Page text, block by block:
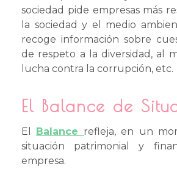
sociedad pide empresas más
la sociedad y el medio
recoge información sobre
de respeto a la diversidad, al
lucha contra la corrupción, etc.
El Balance de
El Balance refleja, en un
situación patrimonial y
empresa.